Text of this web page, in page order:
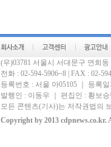
(우)03781 서울시 서대문구 연희
전화 : 02-594-5906~8 | FAX : 02-
등록번호 : 서울 아05105 ｜ 등록
발행인 : 이동우 ｜ 편집인 : 황보
모든 콘텐츠(기사)는 저작권법의
Copyright by 2013 cdpnews.co.kr.